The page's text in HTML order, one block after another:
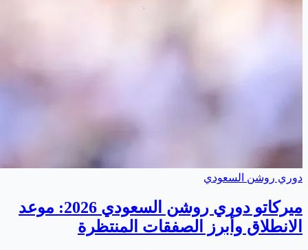
دوري روشن السعودي
ميركاتو دوري روشن السعودي 2026: موعد
الانطلاق وأبرز الصفقات المنتظرة